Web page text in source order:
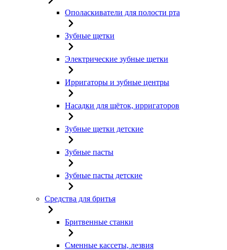
Ополаскиватели для полости рта
Зубные щетки
Электрические зубные щетки
Ирригаторы и зубные центры
Насадки для щёток, ирригаторов
Зубные щетки детские
Зубные пасты
Зубные пасты детские
Средства для бритья
Бритвенные станки
Сменные кассеты, лезвия